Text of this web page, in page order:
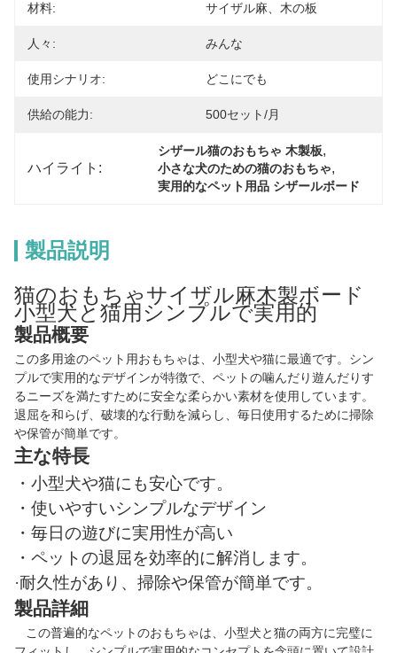
材料: サイザル麻、木の板
人々: みんな
使用シナリオ: どこにでも
供給の能力: 500セット/月
ハイライト:
シザール猫のおもちゃ 木製板,
小さな犬のための猫のおもちゃ,
実用的なペット用品 シザールボード
製品説明
猫のおもちゃサイザル麻木製ボード
小型犬と猫用シンプルで実用的
製品概要
この多用途のペット用おもちゃは、小型犬や猫に最適です。シン
プルで実用的なデザインが特徴で、ペットの噛んだり遊んだりす
るニーズを満たすために安全な柔らかい素材を使用しています。
退屈を和らげ、破壊的な行動を減らし、毎日使用するために掃除
や保管が簡単です。
主な特長
・小型犬や猫にも安心です。
・使いやすいシンプルなデザイン
・毎日の遊びに実用性が高い
・ペットの退屈を効率的に解消します。
·耐久性があり、掃除や保管が簡単です。
製品詳細
この普遍的なペットのおもちゃは、小型犬と猫の両方に完璧に